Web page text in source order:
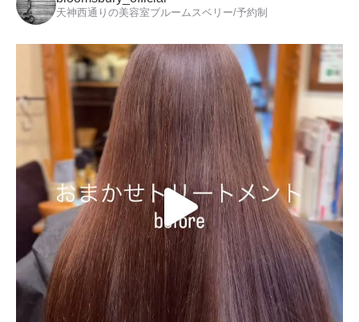
天神西通りの美容室ブルームスベリー/予約制